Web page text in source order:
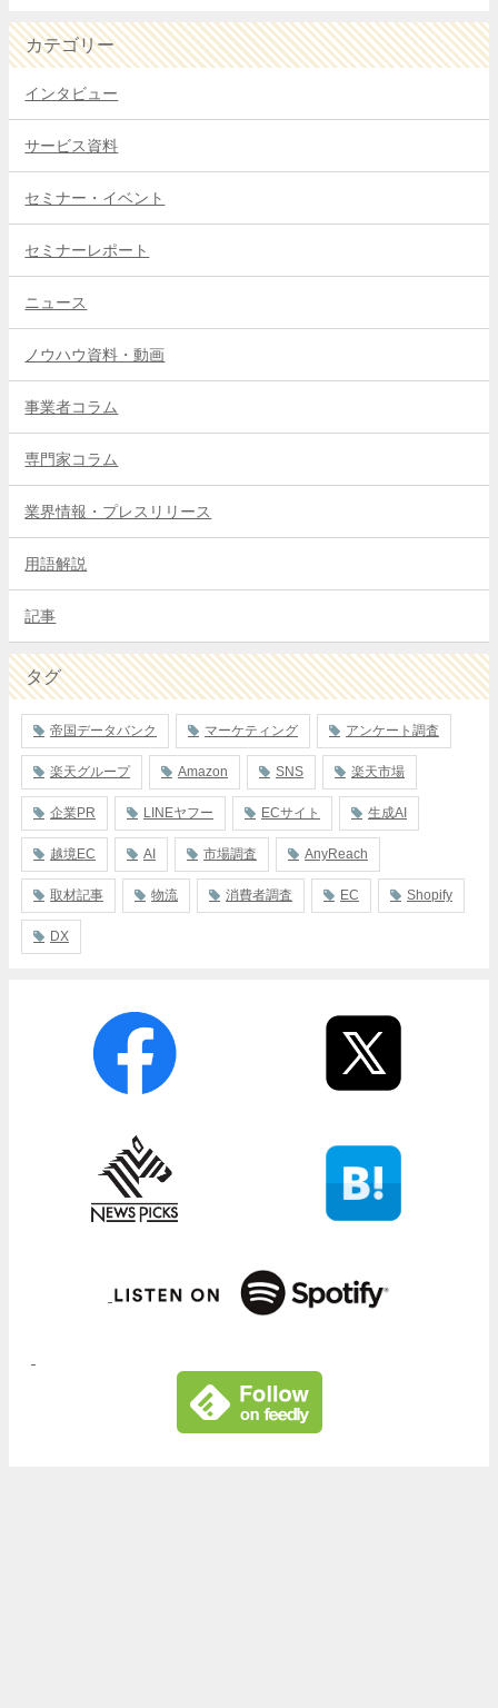
カテゴリー
インタビュー
サービス資料
セミナー・イベント
セミナーレポート
ニュース
ノウハウ資料・動画
事業者コラム
専門家コラム
業界情報・プレスリリース
用語解説
記事
タグ
帝国データバンク マーケティング アンケート調査
楽天グループ Amazon SNS 楽天市場
企業PR LINEヤフー ECサイト 生成AI
越境EC AI 市場調査 AnyReach
取材記事 物流 消費者調査 EC Shopify
DX